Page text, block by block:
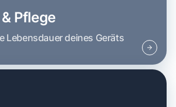
Pflege
Lebensdauer deines Geräts